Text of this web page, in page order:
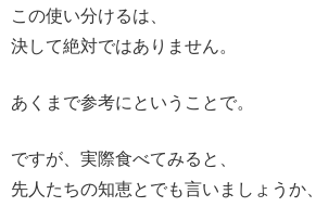
この使い分けるは、
決して絶対ではありません。
あくまで参考にということで。
ですが、実際食べてみると、
先人たちの知恵とでも言いましょうか、